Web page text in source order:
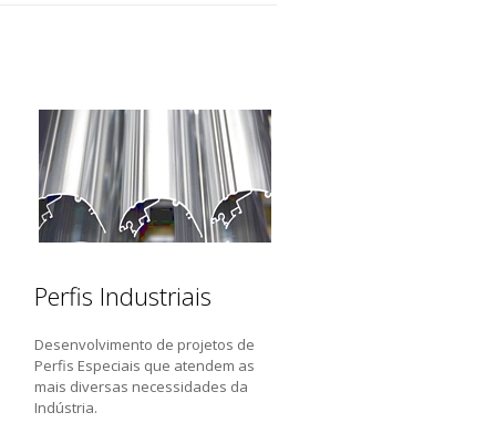
Perfis Industriais
Desenvolvimento de projetos de
Perfis Especiais que atendem as
mais diversas necessidades da
Indústria.